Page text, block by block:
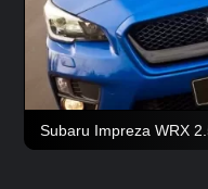
Subaru Impreza WRX